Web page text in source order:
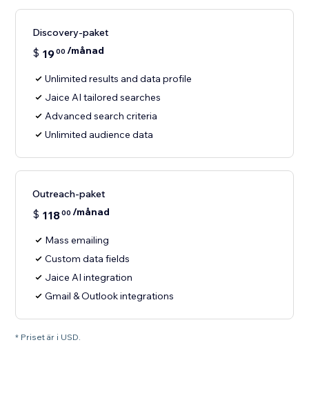
Discovery-paket
$ 1900 /månad
Unlimited results and data profile
Jaice AI tailored searches
Advanced search criteria
Unlimited audience data
Outreach-paket
$ 11800 /månad
Mass emailing
Custom data fields
Jaice AI integration
Gmail & Outlook integrations
* Priset är i USD.